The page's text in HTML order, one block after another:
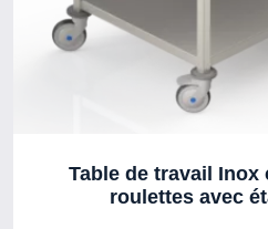
Table de travail Inox
roulettes avec